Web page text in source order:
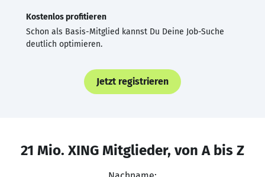
Kostenlos profitieren
Schon als Basis-Mitglied kannst Du Deine Job-Suche
deutlich optimieren.
Jetzt registrieren
21 Mio. XING Mitglieder, von A bis Z